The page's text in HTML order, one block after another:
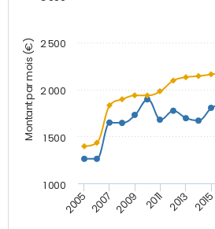
Montant par mois (€)
2005 2007 2009 2011 2013 2015
1 000
1 500
2 000
2 500